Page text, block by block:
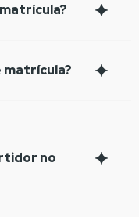
matrícula?
no